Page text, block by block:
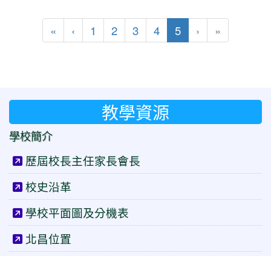
« 第一頁
‹ 上一頁
1 2 3 4 5(目前頁次)
› »
教學資源
學校簡介
歷屆校長主任家長會長
校史沿革
學校平面圖及分機表
北昌位置